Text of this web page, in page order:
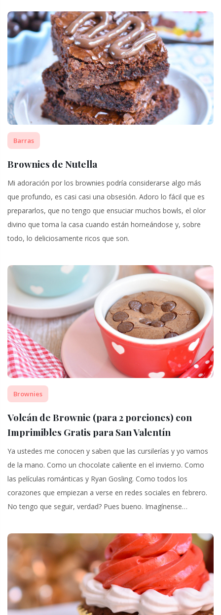
Barras
Brownies de Nutella
Mi adoración por los brownies podría considerarse algo más
que profundo, es casi casi una obsesión. Adoro lo fácil que es
prepararlos, que no tengo que ensuciar muchos bowls, el olor
divino que toma la casa cuando están horneándose y, sobre
todo, lo deliciosamente ricos que son.
Brownies
Volcán de Brownie (para 2 porciones) con
Imprimibles Gratis para San Valentín
Ya ustedes me conocen y saben que las cursilerías y yo vamos
de la mano. Como un chocolate caliente en el invierno. Como
las películas románticas y Ryan Gosling. Como todos los
corazones que empiezan a verse en redes sociales en febrero.
No tengo que seguir, verdad? Pues bueno. Imagínense…